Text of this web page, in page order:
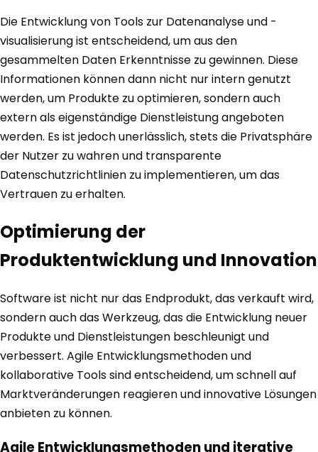
Die Entwicklung von Tools zur Datenanalyse und -
visualisierung ist entscheidend, um aus den
gesammelten Daten Erkenntnisse zu gewinnen. Diese
Informationen können dann nicht nur intern genutzt
werden, um Produkte zu optimieren, sondern auch
extern als eigenständige Dienstleistung angeboten
werden. Es ist jedoch unerlässlich, stets die Privatsphäre
der Nutzer zu wahren und transparente
Datenschutzrichtlinien zu implementieren, um das
Vertrauen zu erhalten.
Optimierung der
Produktentwicklung und Innovation
Software ist nicht nur das Endprodukt, das verkauft wird,
sondern auch das Werkzeug, das die Entwicklung neuer
Produkte und Dienstleistungen beschleunigt und
verbessert. Agile Entwicklungsmethoden und
kollaborative Tools sind entscheidend, um schnell auf
Marktveränderungen reagieren und innovative Lösungen
anbieten zu können.
Agile Entwicklungsmethoden und iterative